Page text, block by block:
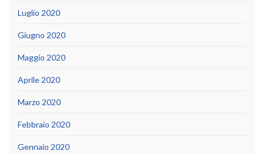
Luglio 2020
Giugno 2020
Maggio 2020
Aprile 2020
Marzo 2020
Febbraio 2020
Gennaio 2020